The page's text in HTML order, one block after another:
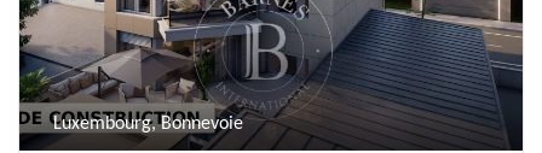
Luxembourg, Bonnevoie